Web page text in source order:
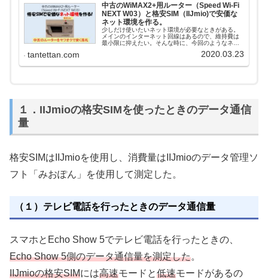
中古のWiMAX2+用ルーター（Speed Wi-Fi
NEXT W03）と格安SIM（IIJmio)で安価な
ネット環境を作る。
少しだけ使いたいネット環境が必要なときがある。
メインのインターネット回線はあるので、維持費は
最小限に抑えたい。そんな時に、今回のようなネッ
tantettan.com 2020.03.23
１．IIJmioの格安SIMを使ったときのデータ通信
量
格安SIMはIIJmioを使用し、消費量はIIJmioのデータ管理ソ
フト「みおぽん」を使用して測定した。
（１）テレビ電話を行ったときのデータ通信量
スマホとEcho Show 5でテレビ電話を行ったときの、
Echo Show 5側のデータ通信量を測定した。
IIJmioの格安SIMには高速モードと低速モードがあるの